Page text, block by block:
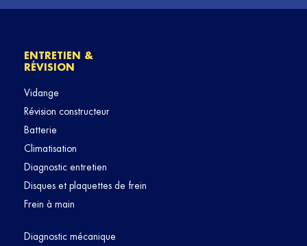
ENTRETIEN &
RÉVISION
Vidange
Révision constructeur
Batterie
Climatisation
Diagnostic entretien
Disques et plaquettes de frein
Frein à main
Diagnostic mécanique